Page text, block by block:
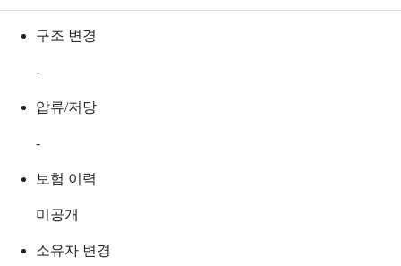
구조 변경
-
압류/저당
-
보험 이력
미공개
소유자 변경